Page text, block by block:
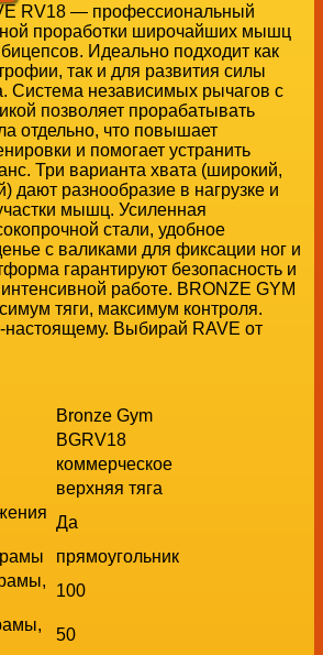
RV18 — профессиональный
проработки широчайших мышц
Идеально подходит как
так и для развития силы
Система независимых рычагов с
позволяет прорабатывать
отдельно, что повышает
и помогает устранить
Три варианта хвата (широкий,
дают разнообразие в нагрузке и
мышц. Усиленная
стали, удобное
с валиками для фиксации ног и
гарантируют безопасность и
работе. BRONZE GYM
тяги, максимум контроля.
настоящему. Выбирай RAVE от
Bronze Gym
BGRV18
коммерческое
верхняя тяга
Да
прямоугольник
100
50